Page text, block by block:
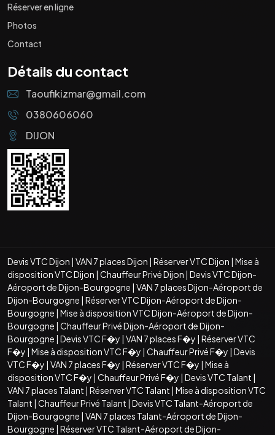
Réserver en ligne
Photos
Contact
Détails du contact
Taoufikizmar@gmail.com
0380606060
DIJON
Devis VTC Dijon | VAN 7 places Dijon | Réserver VTC Dijon | Mise à
disposition VTC Dijon | Chauffeur Privé Dijon | Devis VTC Dijon-
Aéroport de Dijon-Bourgogne | VAN 7 places Dijon-Aéroport de
Dijon-Bourgogne | Réserver VTC Dijon-Aéroport de Dijon-
Bourgogne | Mise à disposition VTC Dijon-Aéroport de Dijon-
Bourgogne | Chauffeur Privé Dijon-Aéroport de Dijon-
Bourgogne | Devis VTC F�y | VAN 7 places F�y | Réserver VTC
F�y | Mise à disposition VTC F�y | Chauffeur Privé F�y | Devis
VTC F�y | VAN 7 places F�y | Réserver VTC F�y | Mise à
disposition VTC F�y | Chauffeur Privé F�y | Devis VTC Talant |
VAN 7 places Talant | Réserver VTC Talant | Mise à disposition VTC
Talant | Chauffeur Privé Talant | Devis VTC Talant-Aéroport de
Dijon-Bourgogne | VAN 7 places Talant-Aéroport de Dijon-
Bourgogne | Réserver VTC Talant-Aéroport de Dijon-